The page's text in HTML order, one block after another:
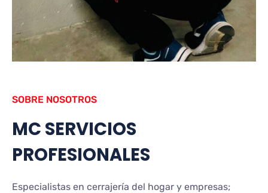
SOBRE NOSOTROS
MC SERVICIOS
PROFESIONALES
Especialistas en cerrajería del hogar y empresas;